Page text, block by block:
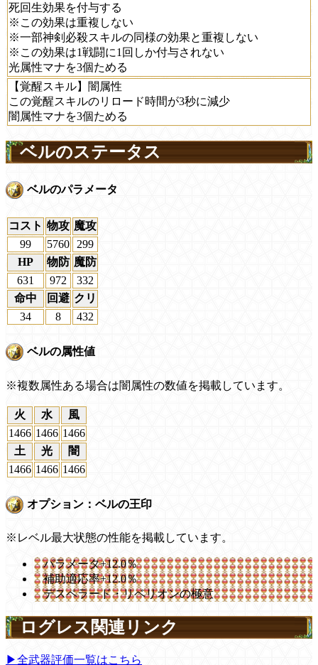
死回生効果を付与する
※この効果は重複しない
※一部神剣必殺スキルの同様の効果と重複しない
※この効果は1戦闘に1回しか付与されない
光属性マナを3個ためる
【覚醒スキル】闇属性
この覚醒スキルのリロード時間が3秒に減少
闇属性マナを3個ためる
ベルのステータス
ベルのパラメータ
コスト 物攻 魔攻
99
5760
299
HP
物防 魔防
631
972
332
命中
回避 クリ
34
8 432
ベルの属性値
※複数属性ある場合は闇属性の数値を掲載しています。
火 水
風
1466 1466 1466
土
光
闇
1466 1466 1466
オプション：ベルの王印
※レベル最大状態の性能を掲載しています。
パラメータ+12.0％
補助適応率+12.0％
デスペラード・リベリオンの極意
ログレス関連リンク
▶全武器評価一覧はこちら